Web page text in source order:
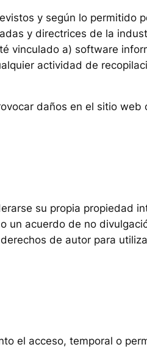
y según lo permitido
y directrices de la
vinculado a) software
actividad de
daños en el sitio
su propia propiedad
acuerdo de no
de autor para
el acceso, temporal o